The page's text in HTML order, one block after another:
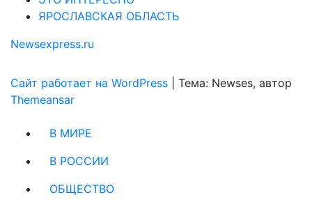
ЯРОСЛАВСКАЯ ОБЛАСТЬ
Newsexpress.ru
Сайт работает на WordPress
Тема: Newses, автор
Themeansar
В МИРЕ
В РОССИИ
ОБЩЕСТВО